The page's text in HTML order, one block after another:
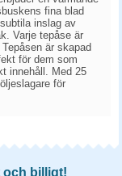
fina blad
inslag av
Varje tepåse är
är skapad
för dem som
innehåll. Med 25
för
och billigt!